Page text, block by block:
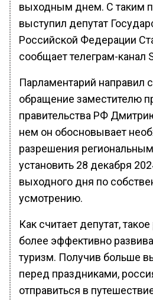
выходным днем. С таким
выступил депутат
Российской Федерации
сообщает телеграм-канал
Парламентарий направил
обращение заместителю
правительства РФ
нем он обосновывает
разрешения
установить 28 декабря
выходного дня по
усмотрению.
Как считает депутат,
более эффективно
туризм. Получив больше
перед праздниками,
отправиться в